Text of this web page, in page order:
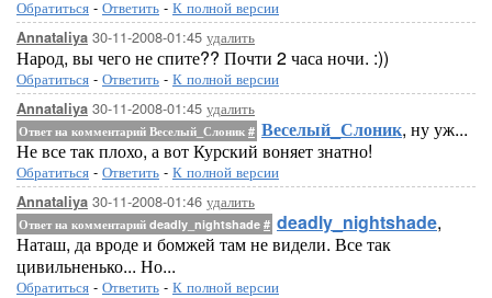
Обратиться - Ответить - К полной версии
Annataliya 30-11-2008-01:45 удалить
Народ, вы чего не спите?? Почти 2 часа ночи. :))
Обратиться - Ответить - К полной версии
Annataliya 30-11-2008-01:45 удалить
Ответ на комментарий Веселый_Слоник # Веселый_Слоник, ну уж...
Не все так плохо, а вот Курский воняет знатно!
Обратиться - Ответить - К полной версии
Annataliya 30-11-2008-01:46 удалить
Ответ на комментарий deadly_nightshade # deadly_nightshade,
Наташ, да вроде и бомжей там не видели. Все так
цивильненько... Но...
Обратиться - Ответить - К полной версии